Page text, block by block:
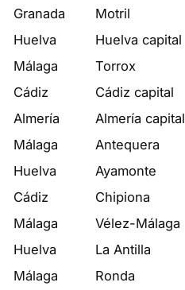
Granada
Motril
Huelva
Huelva capital
Málaga
Torrox
Cádiz
Cádiz capital
Almería
Almería capital
Málaga
Antequera
Huelva
Ayamonte
Cádiz
Chipiona
Málaga
Vélez-Málaga
Huelva
La Antilla
Málaga
Ronda